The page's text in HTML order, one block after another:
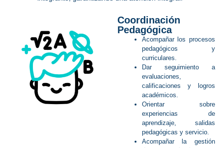
Coordinación
Pedagógica
Acompañar los procesos
pedagógicos y
curriculares.
Dar seguimiento a
evaluaciones,
calificaciones y logros
académicos.
Orientar sobre
experiencias de
aprendizaje, salidas
pedagógicas y servicio.
Acompañar la gestión